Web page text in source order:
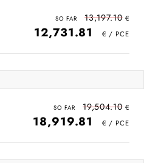
13,197.10
12,731.81
19,504.10
18,919.81